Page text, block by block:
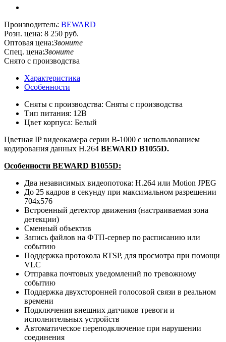
Производитель: BEWARD
Розн. цена: 8 250 руб.
Оптовая цена:Звоните
Спец. цена:Звоните
Снято с производства
Характеристика
Особенности
Сняты с производства: Сняты с производства
Тип питания: 12В
Цвет корпуса: Белый
Цветная IP видеокамера серии B-1000 с использованием
кодирования данных H.264 BEWARD B1055D.
Особенности BEWARD B1055D:
Два независимых видеопотока: Н.264 или Motion JPEG
До 25 кадров в секунду при максимальном разрешении
704x576
Встроенный детектор движения (настраиваемая зона
детекции)
Сменный объектив
Запись файлов на ФТП-сервер по расписанию или
событию
Поддержка протокола RTSP, для просмотра при помощи
VLC
Отправка почтовых уведомлений по тревожному
событию
Поддержка двухсторонней голосовой связи в реальном
времени
Подключения внешних датчиков тревоги и
исполнительных устройств
Автоматическое переподключение при нарушении
соединения